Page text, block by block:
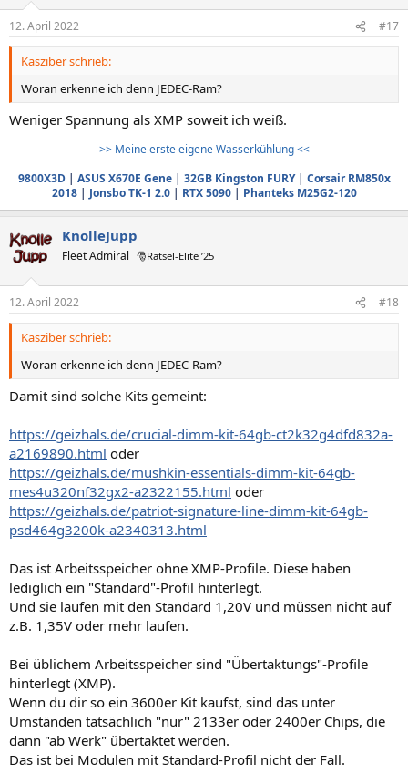
12. April 2022 #17
Kasziber schrieb:
Woran erkenne ich denn JEDEC-Ram?
Weniger Spannung als XMP soweit ich weiß.
>> Meine erste eigene Wasserkühlung <<
9800X3D| ASUS X670E Gene| 32GB Kingston FURY| Corsair RM850x
2018| Jonsbo TK-1 2.0| RTX 5090| Phanteks M25G2-120
KnolleJupp
Fleet Admiral 🎅Rätsel-Elite ’25
12. April 2022 #18
Kasziber schrieb:
Woran erkenne ich denn JEDEC-Ram?
Damit sind solche Kits gemeint:
https://geizhals.de/crucial-dimm-kit-64gb-ct2k32g4dfd832a-
a2169890.html oder
https://geizhals.de/mushkin-essentials-dimm-kit-64gb-
mes4u320nf32gx2-a2322155.html oder
https://geizhals.de/patriot-signature-line-dimm-kit-64gb-
psd464g3200k-a2340313.html
Das ist Arbeitsspeicher ohne XMP-Profile. Diese haben
lediglich ein "Standard"-Profil hinterlegt.
Und sie laufen mit den Standard 1,20V und müssen nicht auf
z.B. 1,35V oder mehr laufen.
Bei üblichem Arbeitsspeicher sind "Übertaktungs"-Profile
hinterlegt (XMP).
Wenn du dir so ein 3600er Kit kaufst, sind das unter
Umständen tatsächlich "nur" 2133er oder 2400er Chips, die
dann "ab Werk" übertaktet werden.
Das ist bei Modulen mit Standard-Profil nicht der Fall.